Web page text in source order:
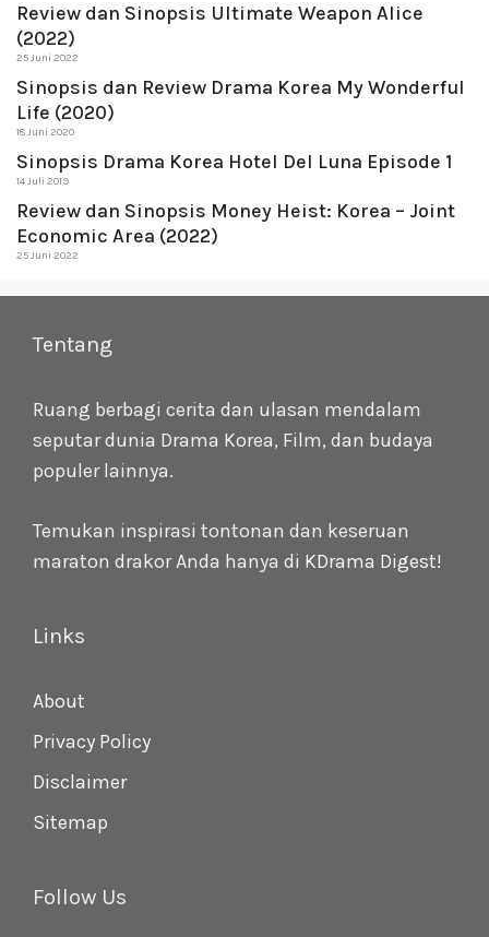
Review dan Sinopsis Ultimate Weapon Alice
(2022)
25 Juni 2022
Sinopsis dan Review Drama Korea My Wonderful
Life (2020)
18 Juni 2020
Sinopsis Drama Korea Hotel Del Luna Episode 1
14 Juli 2019
Review dan Sinopsis Money Heist: Korea – Joint
Economic Area (2022)
25 Juni 2022
Tentang
Ruang berbagi cerita dan ulasan mendalam
seputar dunia Drama Korea, Film, dan budaya
populer lainnya.
Temukan inspirasi tontonan dan keseruan
maraton drakor Anda hanya di KDrama Digest!
Links
About
Privacy Policy
Disclaimer
Sitemap
Follow Us